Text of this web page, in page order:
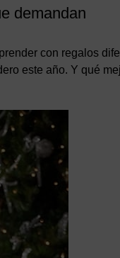
demandan
con regalos
este año. Y qué